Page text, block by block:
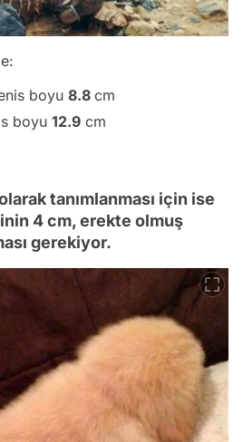
boyu 8.8 cm
boyu 12.9 cm
tanımlanması için ise
4 cm, erekte olmuş
gerekiyor.